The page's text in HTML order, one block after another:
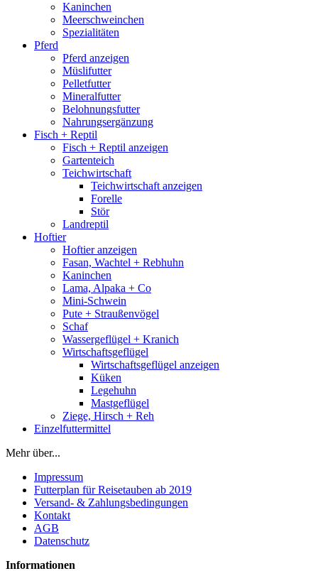
Kaninchen
Meerschweinchen
Spezialitäten
Pferd
Pferd anzeigen
Müslifutter
Pelletfutter
Mineralfutter
Belohnungsfutter
Nahrungsergänzung
Fisch + Reptil
Fisch + Reptil anzeigen
Gartenteich
Teichwirtschaft
Teichwirtschaft anzeigen
Forelle
Stör
Landreptil
Hoftier
Hoftier anzeigen
Fasan, Wachtel + Rebhuhn
Kaninchen
Lama, Alpaka + Co
Mini-Schwein
Pute + Straußenvögel
Schaf
Wassergeflügel + Kranich
Wirtschaftsgeflügel
Wirtschaftsgeflügel anzeigen
Küken
Legehuhn
Mastgeflügel
Ziege, Hirsch + Reh
Einzelfuttermittel
Mehr über...
Impressum
Futterplan für Reisetauben ab 2019
Versand- & Zahlungsbedingungen
Kontakt
AGB
Datenschutz
Informationen